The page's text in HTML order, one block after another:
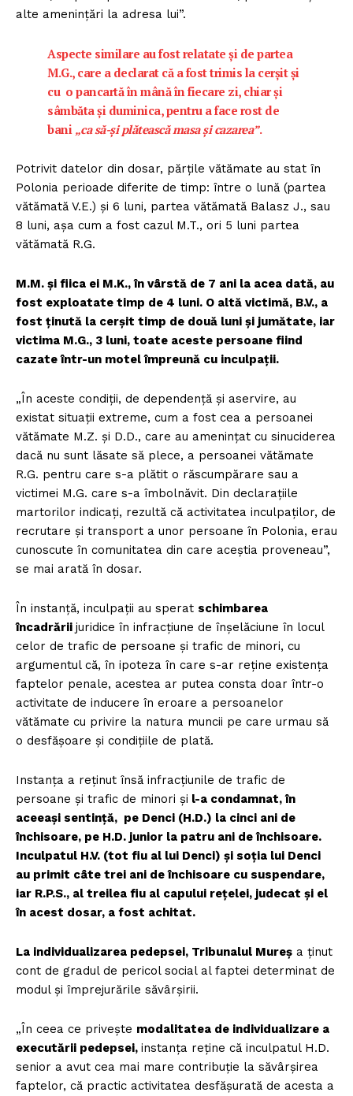
alte amenințări la adresa lui”.
Aspecte similare au fost relatate și de partea
M.G., care a declarat că a fost trimis la cerșit și
cu o pancartă în mână în fiecare zi, chiar și
sâmbăta și duminica, pentru a face rost de
bani „ca să-și plătească masa și cazarea”.
Potrivit datelor din dosar, părțile vătămate au stat în
Polonia perioade diferite de timp: între o lună (partea
vătămată V.E.) și 6 luni, partea vătămată Balasz J., sau
8 luni, așa cum a fost cazul M.T., ori 5 luni partea
vătămată R.G.
M.M. și fiica ei M.K., în vârstă de 7 ani la acea dată, au
fost exploatate timp de 4 luni. O altă victimă, B.V., a
fost ținută la cerșit timp de două luni și jumătate, iar
victima M.G., 3 luni, toate aceste persoane fiind
cazate într-un motel împreună cu inculpații.
„În aceste condiții, de dependență și aservire, au
existat situații extreme, cum a fost cea a persoanei
vătămate M.Z. și D.D., care au amenințat cu sinuciderea
dacă nu sunt lăsate să plece, a persoanei vătămate
R.G. pentru care s-a plătit o răscumpărare sau a
victimei M.G. care s-a îmbolnăvit. Din declarațiile
martorilor indicați, rezultă că activitatea inculpaților, de
recrutare și transport a unor persoane în Polonia, erau
cunoscute în comunitatea din care aceștia proveneau”,
se mai arată în dosar.
În instanță, inculpații au sperat schimbarea
încadrării juridice în infracțiune de înșelăciune în locul
celor de trafic de persoane și trafic de minori, cu
argumentul că, în ipoteza în care s-ar reține existența
faptelor penale, acestea ar putea consta doar într-o
activitate de inducere în eroare a persoanelor
vătămate cu privire la natura muncii pe care urmau să
o desfășoare și condițiile de plată.
Instanța a reținut însă infracțiunile de trafic de
persoane și trafic de minori și l-a condamnat, în
aceeași sentință, pe Denci (H.D.) la cinci ani de
închisoare, pe H.D. junior la patru ani de închisoare.
Inculpatul H.V. (tot fiu al lui Denci) și soția lui Denci
au primit câte trei ani de închisoare cu suspendare,
iar R.P.S., al treilea fiu al capului rețelei, judecat și el
în acest dosar, a fost achitat.
La individualizarea pedepsei, Tribunalul Mureș a ținut
cont de gradul de pericol social al faptei determinat de
modul și împrejurările săvârșirii.
„În ceea ce privește modalitatea de individualizare a
executării pedepsei, instanța reține că inculpatul H.D.
senior a avut cea mai mare contribuție la săvârșirea
faptelor, că practic activitatea desfășurată de acesta a